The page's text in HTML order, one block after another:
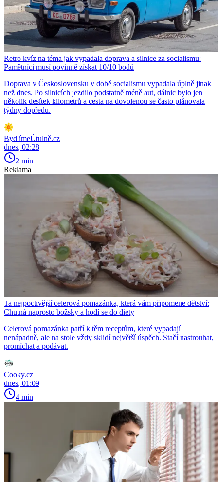
Retro kvíz na téma jak vypadala doprava a silnice za socialismu:
Pamětníci musí povinně získat 10/10 bodů
Doprava v Československu v době socialismu vypadala úplně jinak
než dnes. Po silnicích jezdilo podstatně méně aut, dálnic bylo jen
několik desítek kilometrů a cesta na dovolenou se často plánovala
týdny dopředu.
BydlímeÚtulně.cz
dnes, 02:28
2 min
Reklama
Ta nejpoctivější celerová pomazánka, která vám připomene dětství:
Chutná naprosto božsky a hodí se do diety
Celerová pomazánka patří k těm receptům, které vypadají
nenápadně, ale na stole vždy sklidí největší úspěch. Stačí nastrouhat,
promíchat a podávat.
Cooky.cz
dnes, 01:09
4 min